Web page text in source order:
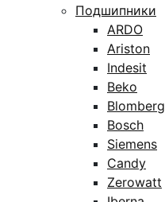
Подшипники
ARDO
Ariston
Indesit
Beko
Blomberg
Bosch
Siemens
Candy
Zerowatt